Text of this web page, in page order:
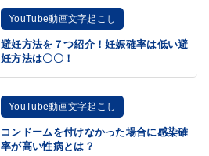
YouTube動画文字起こし
避妊方法を７つ紹介！妊娠確率は低い避
妊方法は〇〇！
YouTube動画文字起こし
コンドームを付けなかった場合に感染確
率が高い性病とは？